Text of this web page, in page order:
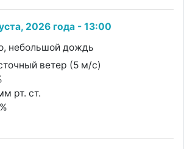
2026 года - 13:00
небольшой дождь
ветер (5 м/с)
рт. ст.